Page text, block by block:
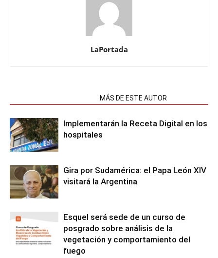
LaPortada
MÁS DE ESTE AUTOR
Implementarán la Receta Digital en los
hospitales
Gira por Sudamérica: el Papa León XIV
visitará la Argentina
Esquel será sede de un curso de
posgrado sobre análisis de la
vegetación y comportamiento del
fuego